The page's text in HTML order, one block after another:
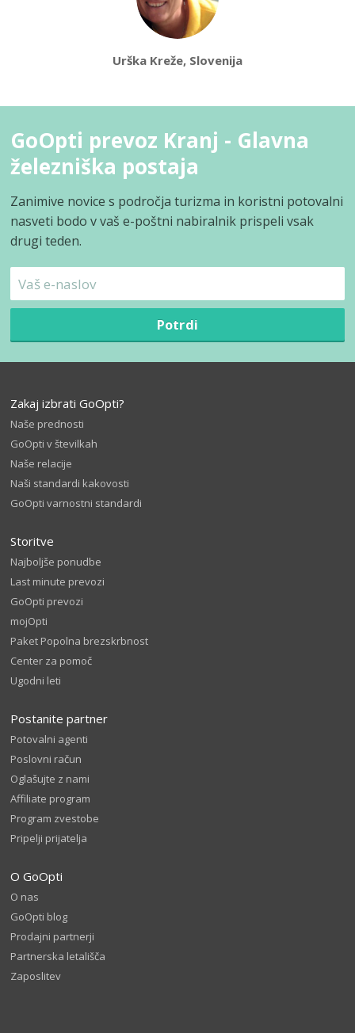
Urška Kreže, Slovenija
GoOpti prevoz Kranj - Glavna
železniška postaja
Zanimive novice s področja turizma in koristni potovalni
nasveti bodo v vaš e-poštni nabiralnik prispeli vsak
drugi teden.
Potrdi
Zakaj izbrati GoOpti?
Naše prednosti
GoOpti v številkah
Naše relacije
Naši standardi kakovosti
GoOpti varnostni standardi
Storitve
Najboljše ponudbe
Last minute prevozi
GoOpti prevozi
mojOpti
Paket Popolna brezskrbnost
Center za pomoč
Ugodni leti
Postanite partner
Potovalni agenti
Poslovni račun
Oglašujte z nami
Affiliate program
Program zvestobe
Pripelji prijatelja
O GoOpti
O nas
GoOpti blog
Prodajni partnerji
Partnerska letališča
Zaposlitev